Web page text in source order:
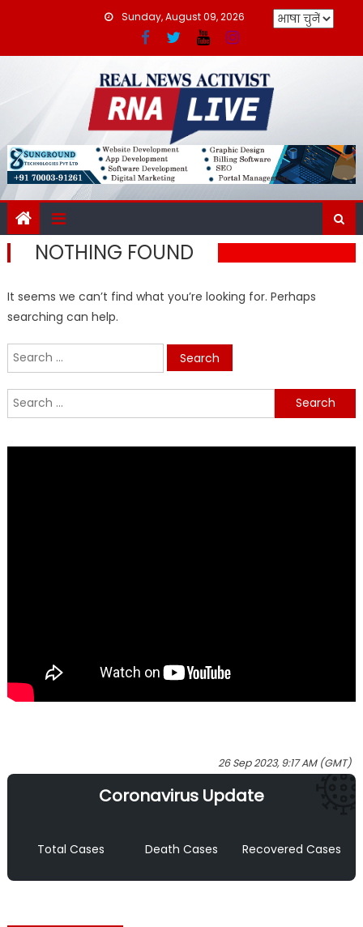
Sunday, August 09, 2026
NOTHING FOUND
It seems we can’t find what you’re looking for. Perhaps
searching can help.
Search
for:
Search
for:
26 Sep 2023, 9:17 AM (GMT)
Coronavirus Update
Total Cases Death Cases Recovered Cases